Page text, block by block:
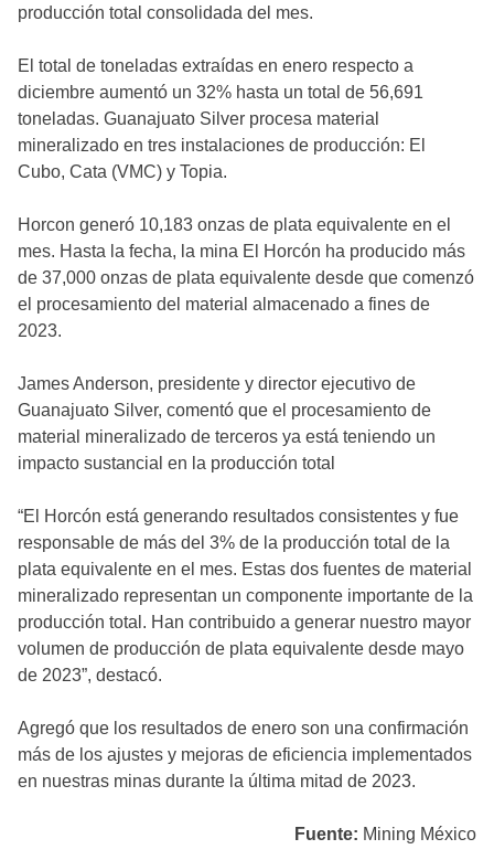
producción total consolidada del mes.
El total de toneladas extraídas en enero respecto a
diciembre aumentó un 32% hasta un total de 56,691
toneladas. Guanajuato Silver procesa material
mineralizado en tres instalaciones de producción: El
Cubo, Cata (VMC) y Topia.
Horcon generó 10,183 onzas de plata equivalente en el
mes. Hasta la fecha, la mina El Horcón ha producido más
de 37,000 onzas de plata equivalente desde que comenzó
el procesamiento del material almacenado a fines de
2023.
James Anderson, presidente y director ejecutivo de
Guanajuato Silver, comentó que el procesamiento de
material mineralizado de terceros ya está teniendo un
impacto sustancial en la producción total
“El Horcón está generando resultados consistentes y fue
responsable de más del 3% de la producción total de la
plata equivalente en el mes. Estas dos fuentes de material
mineralizado representan un componente importante de la
producción total. Han contribuido a generar nuestro mayor
volumen de producción de plata equivalente desde mayo
de 2023”, destacó.
Agregó que los resultados de enero son una confirmación
más de los ajustes y mejoras de eficiencia implementados
en nuestras minas durante la última mitad de 2023.
Fuente: Mining México